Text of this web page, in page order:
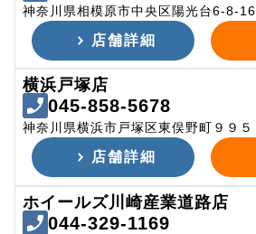
神奈川県相模原市中央区陽光台6-8-16
店舗詳細
横浜戸塚店
045-858-5678
神奈川県横浜市戸塚区東俣野町９９５
店舗詳細
ホイールズ川崎産業道路店
044-329-1169